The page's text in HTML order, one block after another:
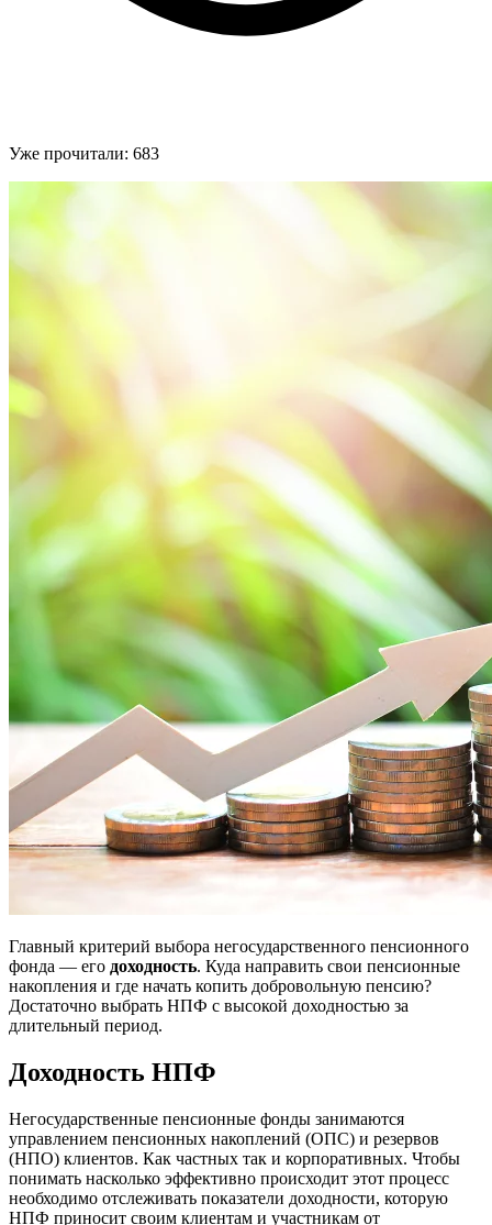
Уже прочитали: 683
Главный критерий выбора негосударственного пенсионного
фонда — его доходность. Куда направить свои пенсионные
накопления и где начать копить добровольную пенсию?
Достаточно выбрать НПФ с высокой доходностью за
длительный период.
Доходность НПФ
Негосударственные пенсионные фонды занимаются
управлением пенсионных накоплений (ОПС) и резервов
(НПО) клиентов. Как частных так и корпоративных. Чтобы
понимать насколько эффективно происходит этот процесс
необходимо отслеживать показатели доходности, которую
НПФ приносит своим клиентам и участникам от